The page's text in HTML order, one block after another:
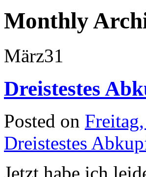
Monthly
März31
Dreistestes
Posted on
Dreistestes